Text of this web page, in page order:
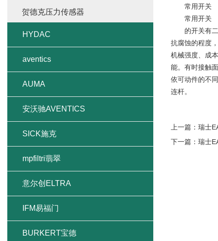
常用开关
常用开关
的开关有二
抗腐蚀的程度
机械强度、成
能。有时接触
依可动件的不
连杆。
上一篇： 瑞士
下一篇： 瑞士
贺德克压力传感器
HYDAC
aventics
AUMA
安沃驰AVENTICS
SICK施克
mpfiltri翡翠
意尔创ELTRA
IFM易福门
BURKERT宝德